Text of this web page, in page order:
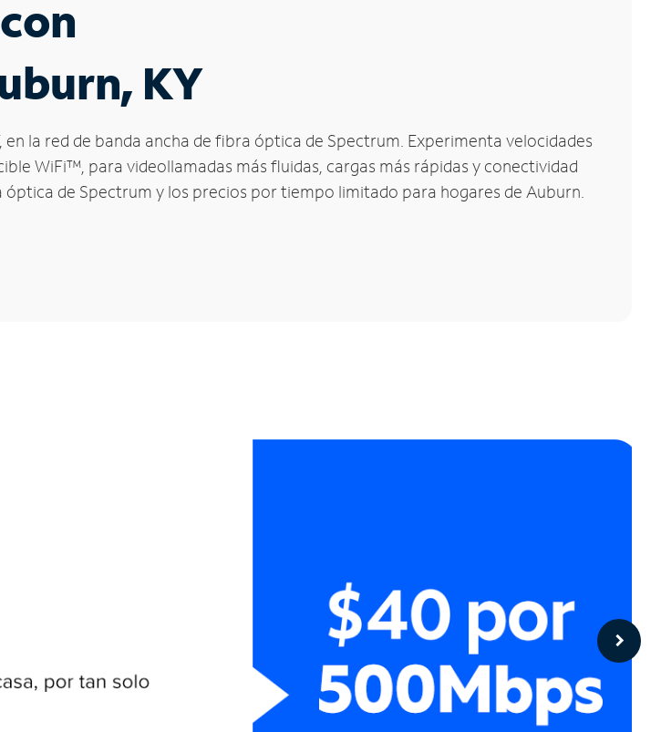
KY
la red de banda ancha de fibra óptica de Spectrum. Experimenta velocidades
WiFi™, para videollamadas más fluidas, cargas más rápidas y conectividad
de Spectrum y los precios por tiempo limitado para hogares de Auburn.